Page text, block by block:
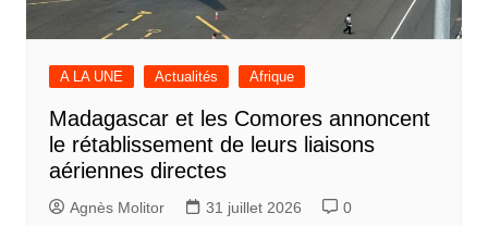
A LA UNE Actualités Afrique
Madagascar et les Comores annoncent
le rétablissement de leurs liaisons
aériennes directes
Agnès Molitor 31 juillet 2026 0